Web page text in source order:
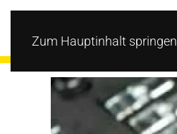
Zum Hauptinhalt springen